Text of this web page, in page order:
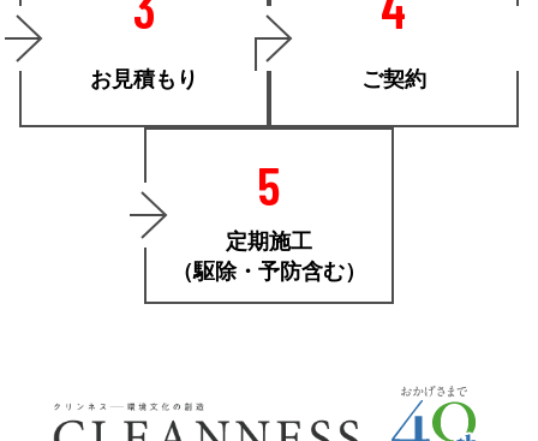
お見積もり ご契約
5
定期施工
（駆除・予防含む）